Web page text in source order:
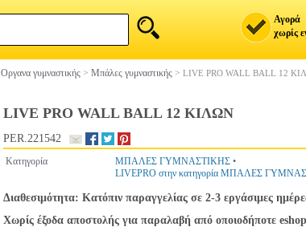
Αγορά
χωρίς
Οργανα γυμναστικής > Μπάλες γυμναστικής > LIVE PRO WALL BALL 12
LIVE PRO WALL BALL 12 ΚΙΛΩΝ
PER.221542
Κατηγορία ΜΠΑΛΕΣ ΓΥΜΝΑΣΤΙΚΗΣ•
LIVEPRO στην κατηγορία ΜΠΑΛΕΣ
Διαθεσιμότητα: Κατόπιν παραγγελίας σε 2-3 εργάσιμες
Χωρίς έξοδα αποστολής για παραλαβή από οποιοδήποτε